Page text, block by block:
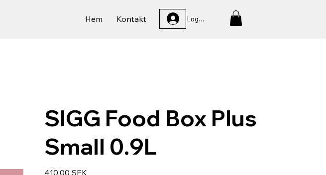
Hem Kontakt Logga In
SIGG Food Box Plus
Small 0.9L
Preis
410,00 SEK